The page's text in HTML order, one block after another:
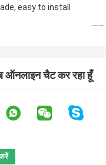
easy to install
——
ऑनलाइन चैट कर रहा हूँ